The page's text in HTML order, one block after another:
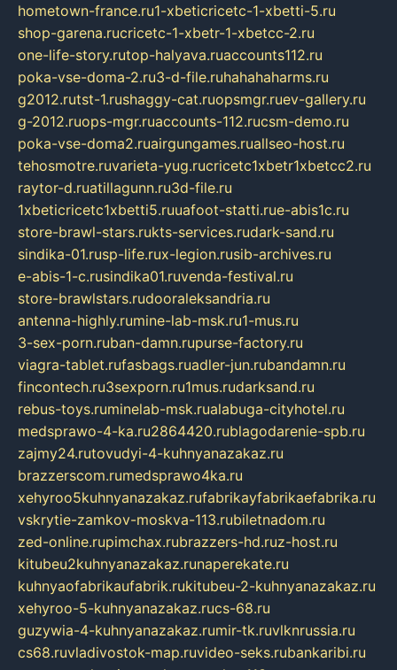
hometown-france.ru1-xbeticricetc-1-xbetti-5.ru
shop-garena.rucricetc-1-xbetr-1-xbetcc-2.ru
one-life-story.rutop-halyava.ruaccounts112.ru
poka-vse-doma-2.ru3-d-file.ruhahahaharms.ru
g2012.rutst-1.rushaggy-cat.ruopsmgr.ruev-gallery.ru
g-2012.ruops-mgr.ruaccounts-112.rucsm-demo.ru
poka-vse-doma2.ruairgungames.ruallseo-host.ru
tehosmotre.ruvarieta-yug.rucricetc1xbetr1xbetcc2.ru
raytor-d.ruatillagunn.ru3d-file.ru
1xbeticricetc1xbetti5.ruuafoot-statti.rue-abis1c.ru
store-brawl-stars.rukts-services.rudark-sand.ru
sindika-01.rusp-life.rux-legion.rusib-archives.ru
e-abis-1-c.rusindika01.ruvenda-festival.ru
store-brawlstars.rudooraleksandria.ru
antenna-highly.rumine-lab-msk.ru1-mus.ru
3-sex-porn.ruban-damn.rupurse-factory.ru
viagra-tablet.rufasbags.ruadler-jun.rubandamn.ru
fincontech.ru3sexporn.ru1mus.rudarksand.ru
rebus-toys.ruminelab-msk.rualabuga-cityhotel.ru
medsprawo-4-ka.ru2864420.rublagodarenie-spb.ru
zajmy24.rutovudyi-4-kuhnyanazakaz.ru
brazzerscom.rumedsprawo4ka.ru
xehyroo5kuhnyanazakaz.rufabrikayfabrikaefabrika.ru
vskrytie-zamkov-moskva-113.rubiletnadom.ru
zed-online.rupimchax.rubrazzers-hd.ruz-host.ru
kitubeu2kuhnyanazakaz.runaperekate.ru
kuhnyaofabrikaufabrik.rukitubeu-2-kuhnyanazakaz.ru
xehyroo-5-kuhnyanazakaz.rucs-68.ru
guzywia-4-kuhnyanazakaz.rumir-tk.ruvlknrussia.ru
cs68.ruvladivostok-map.ruvideo-seks.rubankaribi.ru